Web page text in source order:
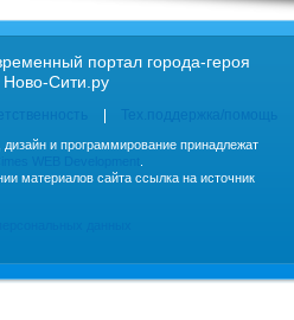
портал города-героя
Ново-Сити.ру
дизайн и программирование принадлежат
материалов сайта ссылка на источник